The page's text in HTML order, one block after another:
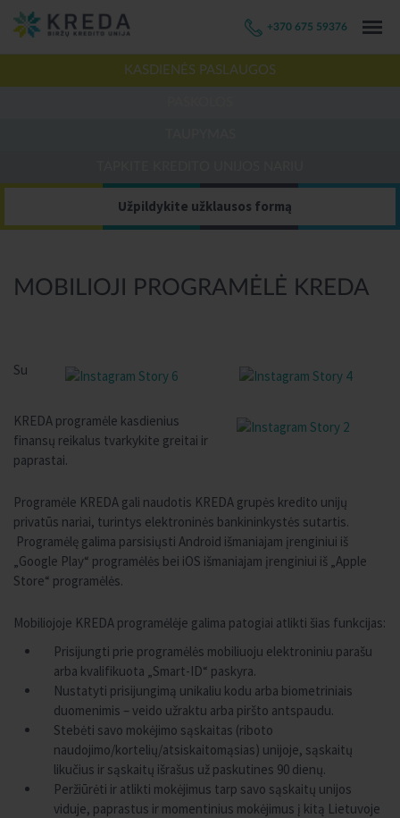
+370 675 59376
KASDIENĖS PASLAUGOS
Užpildykite užklausos formą
MOBILIOJI PROGRAMĖLĖ KREDA
Su
KREDA programėle kasdienius
finansų reikalus tvarkykite greitai ir
paprastai.
Programėle KREDA gali naudotis KREDA grupės kredito unijų
privatūs nariai, turintys elektroninės bankininkystės sutartis.
Programėlę galima parsisiųsti Android išmaniajam įrenginiui iš
„Google Play“ programėlės bei iOS išmaniajam įrenginiui iš „Apple
Store“ programėlės.
Mobiliojoje KREDA programėlėje galima patogiai atlikti šias funkcijas:
Prisijungti prie programėlės mobiliuoju elektroniniu parašu
arba kvalifikuota „Smart-ID“ paskyra.
Nustatyti prisijungimą unikaliu kodu arba biometriniais
duomenimis – veido užraktu arba piršto antspaudu.
Stebėti savo mokėjimo sąskaitas (riboto
naudojimo/kortelių/atsiskaitomąsias) unijoje, sąskaitų
likučius ir sąskaitų išrašus už paskutines 90 dienų.
Peržiūrėti ir atlikti mokėjimus tarp savo sąskaitų unijos
viduje, paprastus ir momentinius mokėjimus į kitą Lietuvoje